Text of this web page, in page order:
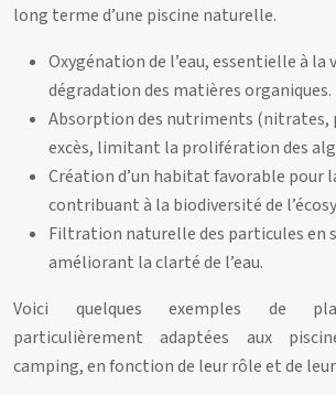
long terme d’une piscine naturelle.
Oxygénation de l’eau, essentielle à la
dégradation des matières organiques.
Absorption des nutriments (nitrates,
excès, limitant la prolifération des
Création d’un habitat favorable pour
contribuant à la biodiversité de
Filtration naturelle des particules en
améliorant la clarté de l’eau.
Voici quelques exemples de
particulièrement adaptées aux
camping, en fonction de leur rôle et de